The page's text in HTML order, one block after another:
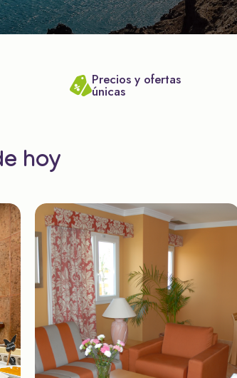
Precios y ofertas
únicas
hoy